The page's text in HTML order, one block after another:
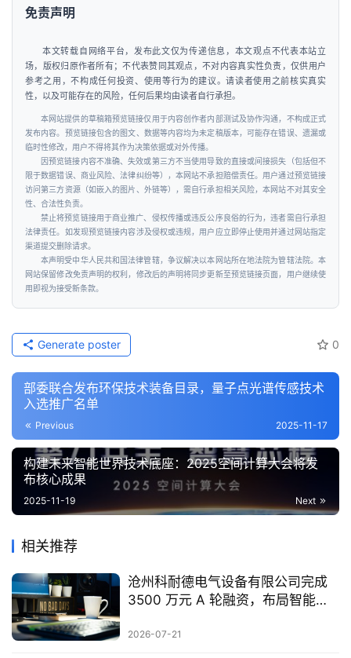
免责声明
本文转载自网络平台，发布此文仅为传递信息，本文观点不代表本站立
场，版权归原作者所有；不代表赞同其观点，不对内容真实性负责，仅供用户
参考之用，不构成任何投资、使用等行为的建议。请读者使用之前核实真实
性，以及可能存在的风险，任何后果均由读者自行承担。
本网站提供的草稿箱预览链接仅用于内容创作者内部测试及协作沟通，不构成正式
发布内容。预览链接包含的图文、数据等内容均为未定稿版本，可能存在错误、遗漏或
临时性修改，用户不得将其作为决策依据或对外传播。
因预览链接内容不准确、失效或第三方不当使用导致的直接或间接损失（包括但不
限于数据错误、商业风险、法律纠纷等），本网站不承担赔偿责任。用户通过预览链接
访问第三方资源（如嵌入的图片、外链等），需自行承担相关风险，本网站不对其安全
性、合法性负责。
禁止将预览链接用于商业推广、侵权传播或违反公序良俗的行为，违者需自行承担
法律责任。如发现预览链接内容涉及侵权或违规，用户应立即停止使用并通过网站指定
渠道提交删除请求。
本声明受中华人民共和国法律管辖，争议解决以本网站所在地法院为管辖法院。本
网站保留修改免责声明的权利，修改后的声明将同步更新至预览链接页面，用户继续使
用即视为接受新条款。
0
Generate poster
部委联合发布环保技术装备目录，量子点光谱传感技术
入选推广名单
Previous 2025-11-17
构建未来智能世界技术底座：2025空间计算大会将发
布核心成果
Next
2025-11-19
相关推荐
沧州科耐德电气设备有限公司完成
3500 万元 A 轮融资，布局智能配
2026-07-21